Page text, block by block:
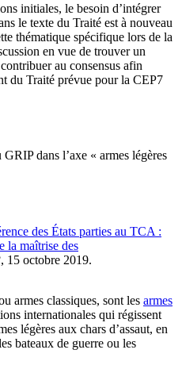
initiales, le besoin d’intégrer
le texte du Traité est à nouveau
thématique spécifique lors de la
en vue de trouver un
au consensus afin
du Traité prévue pour la CEP7
GRIP dans l’axe « armes légères
des États parties au TCA :
la maîtrise des
, 15 octobre 2019.
armes classiques, sont les armes
internationales qui régissent
légères aux chars d’assaut, en
bateaux de guerre ou les